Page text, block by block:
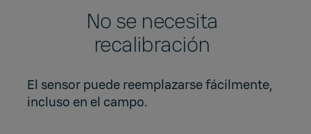
No se necesita
recalibración
El sensor puede reemplazarse fácilmente,
incluso en el campo.